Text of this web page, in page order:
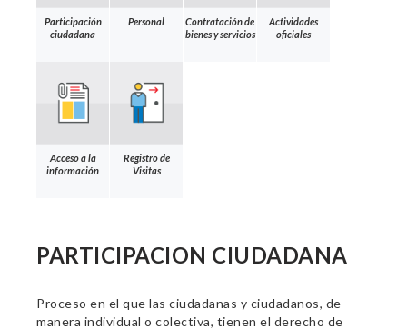
Participación
ciudadana
Personal
Contratación de
bienes y servicios
Actividades
oficiales
Acceso a la
información
Registro de
Visitas
PARTICIPACION CIUDADANA
Proceso en el que las ciudadanas y ciudadanos, de
manera individual o colectiva, tienen el derecho de